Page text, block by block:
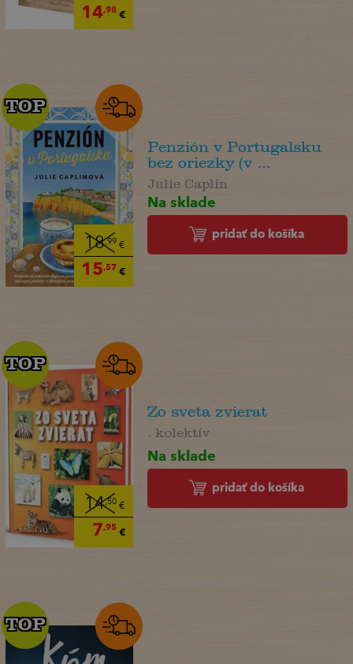
14,98€
18,99 €
15,57 €
TOP
TOP
Penzión v Portugalsku
bez oriezky (v ...
Julie Caplin
Na sklade
pridať do košíka
14,50€
7,95€
TOP
TOP
Zo sveta zvierat
. kolektív
Na sklade
pridať do košíka
TOP
TOP